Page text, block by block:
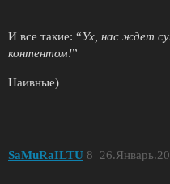
И все такие: “Ух, нас ждет
контентом!”
Наивные)
SaMuRaILTU 8